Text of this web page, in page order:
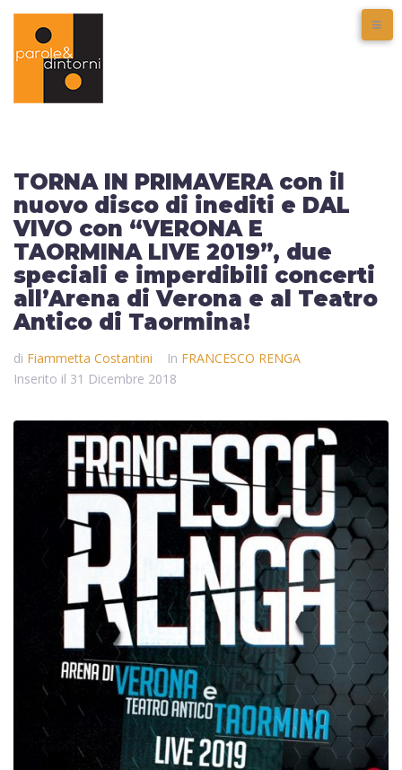
TORNA IN PRIMAVERA con il
nuovo disco di inediti e DAL
VIVO con “VERONA E
TAORMINA LIVE 2019”, due
speciali e imperdibili concerti
all’Arena di Verona e al Teatro
Antico di Taormina!
di Fiammetta Costantini In FRANCESCO RENGA
Inserito il 31 Dicembre 2018